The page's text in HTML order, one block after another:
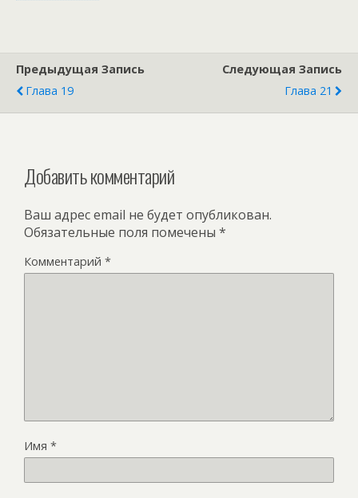
Предыдущая Запись
Глава 19
Следующая Запись
Глава 21
Добавить комментарий
Ваш адрес email не будет опубликован.
Обязательные поля помечены *
Комментарий *
Имя *